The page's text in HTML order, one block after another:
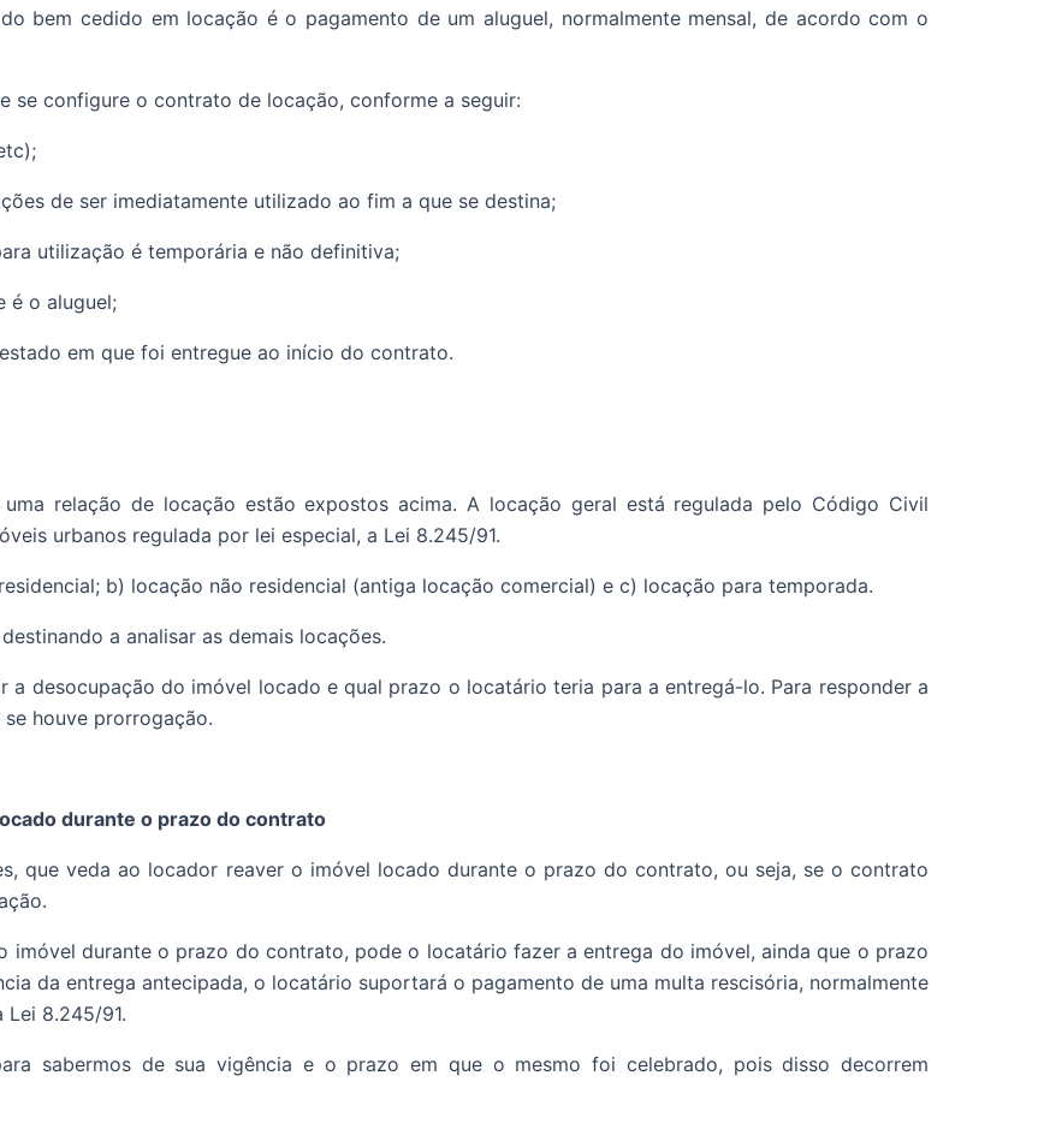
bem cedido em locação é o pagamento de um aluguel, normalmente mensal, de acordo com o
se configure o contrato de locação, conforme a seguir:
de ser imediatamente utilizado ao fim a que se destina;
utilização é temporária e não definitiva;
é o aluguel;
em que foi entregue ao início do contrato.
relação de locação estão expostos acima. A locação geral está regulada pelo Código Civil
urbanos regulada por lei especial, a Lei 8.245/91.
b) locação não residencial (antiga locação comercial) e c) locação para temporada.
a analisar as demais locações.
desocupação do imóvel locado e qual prazo o locatário teria para a entregá-lo. Para responder a
houve prorrogação.
durante o prazo do contrato
que veda ao locador reaver o imóvel locado durante o prazo do contrato, ou seja, se o contrato
imóvel durante o prazo do contrato, pode o locatário fazer a entrega do imóvel, ainda que o prazo
da entrega antecipada, o locatário suportará o pagamento de uma multa rescisória, normalmente
8.245/91.
sabermos de sua vigência e o prazo em que o mesmo foi celebrado, pois disso decorrem